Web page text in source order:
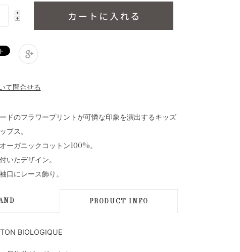
ドのフラワープリントが可憐な印象を演出するキッズ
プス。
ーガニックコットン100%。
いたデザイン。
口にレース飾り。
PRODUCT INFO
BIOLOGIQUE